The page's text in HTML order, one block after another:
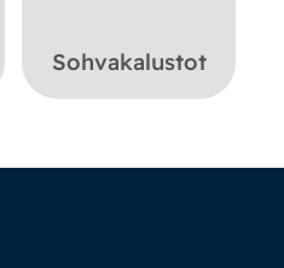
Sohvakalustot